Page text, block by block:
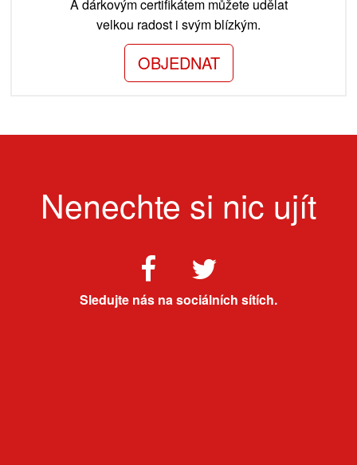
A dárkovým certifikátem můžete udělat
velkou radost i svým blízkým.
OBJEDNAT
Nenechte si nic ujít
Sledujte nás na sociálních sítích.